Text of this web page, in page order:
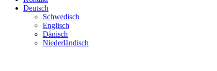
Deutsch
Schwedisch
Englisch
Dänisch
Niederländisch